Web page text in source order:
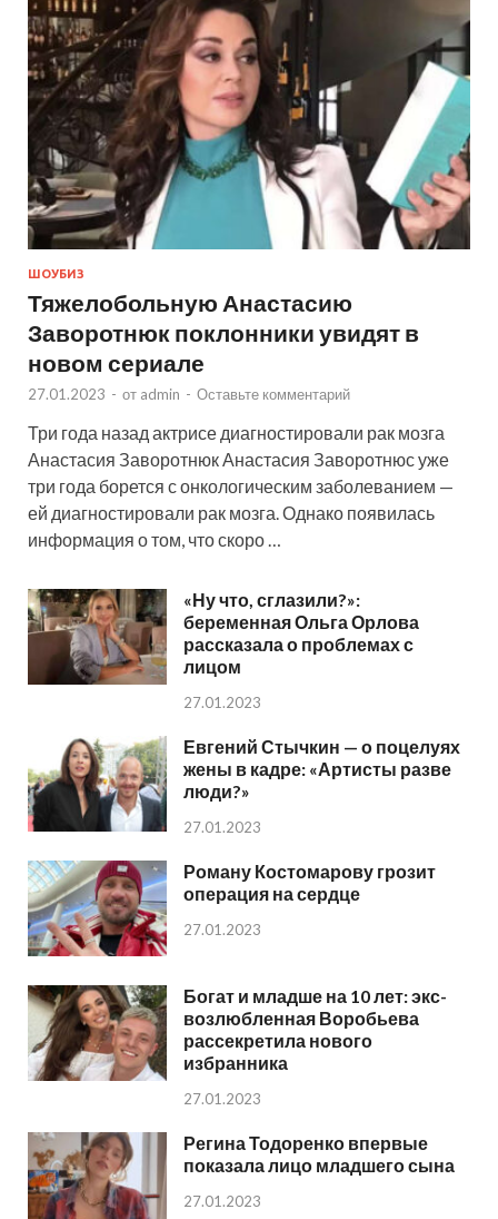
ШОУБИЗ
Тяжелобольную Анастасию
Заворотнюк поклонники увидят в
новом сериале
27.01.2023 - от admin - Оставьте комментарий
Три года назад актрисе диагностировали рак мозга
Анастасия Заворотнюк Анастасия Заворотнюс уже
три года борется с онкологическим заболеванием —
ей диагностировали рак мозга. Однако появилась
информация о том, что скоро …
«Ну что, сглазили?»:
беременная Ольга Орлова
рассказала о проблемах с
лицом
27.01.2023
Евгений Стычкин — о поцелуях
жены в кадре: «Артисты разве
люди?»
27.01.2023
Роману Костомарову грозит
операция на сердце
27.01.2023
Богат и младше на 10 лет: экс-
возлюбленная Воробьева
рассекретила нового
избранника
27.01.2023
Регина Тодоренко впервые
показала лицо младшего сына
27.01.2023